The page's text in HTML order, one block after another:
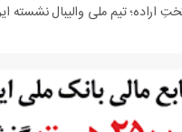
اراده؛ تیم ملی والیبال نشسته